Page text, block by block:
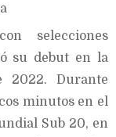
selecciones
su debut en la
2022. Durante
minutos en el
Sub 20, en